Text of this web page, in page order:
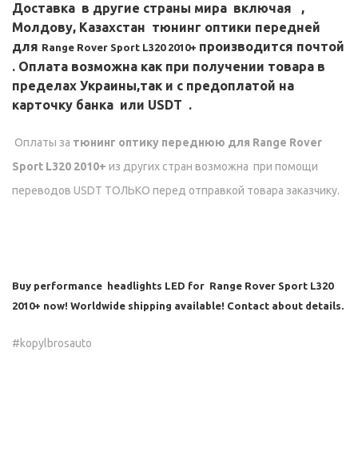
Доставка в другие страны мира включая ,
Молдову, Казахстан тюнинг оптики передней
для Range Rover Sport L320 2010+ производится почтой
. Оплата возможна как при получении товара в
пределах Украины,так и с предоплатой на
карточку банка или USDT .
Оплаты за тюнинг оптику переднюю для Range Rover
Sport L320 2010+ из других стран возможна при помощи
переводов USDT ТОЛЬКО перед отправкой товара заказчику.
Buy performance headlights LED for Range Rover Sport L320
2010+ now! Worldwide shipping available! Contact about details.
#kopylbrosauto